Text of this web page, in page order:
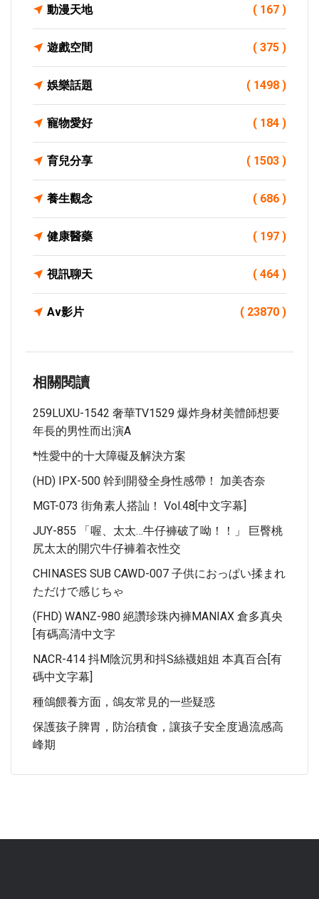
動漫天地 ( 167 )
遊戲空間 ( 375 )
娛樂話題 ( 1498 )
寵物愛好 ( 184 )
育兒分享 ( 1503 )
養生觀念 ( 686 )
健康醫藥 ( 197 )
視訊聊天 ( 464 )
Av影片 ( 23870 )
相關閱讀
259LUXU-1542 奢華TV1529 爆炸身材美體師想要
年長的男性而出演A
*性愛中的十大障礙及解決方案
(HD) IPX-500 幹到開發全身性感帶！ 加美杏奈
MGT-073 街角素人搭訕！ Vol.48[中文字幕]
JUY-855 「喔、太太…牛仔褲破了呦！！」 巨臀桃
尻太太的開穴牛仔褲着衣性交
CHINASES SUB CAWD-007 子供におっぱい揉まれ
ただけで感じちゃ
(FHD) WANZ-980 絕讚珍珠內褲MANIAX 倉多真央
[有碼高清中文字
NACR-414 抖M陰沉男和抖S絲襪姐姐 本真百合[有
碼中文字幕]
種鴿餵養方面，鴿友常見的一些疑惑
保護孩子脾胃，防治積食，讓孩子安全度過流感高
峰期